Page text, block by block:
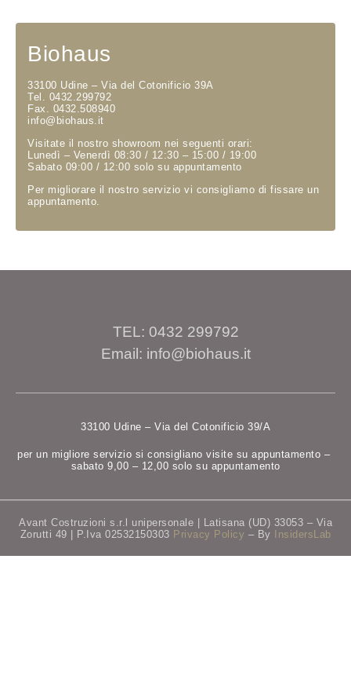
Biohaus
33100 Udine – Via del Cotonificio 39A
Tel. 0432.299792
Fax. 0432.508940
info@biohaus.it
Visitate il nostro showroom nei seguenti orari:
Lunedì – Venerdì 08:30 / 12:30 – 15:00 / 19:00
Sabato 09:00 / 12:00 solo su appuntamento
Per migliorare il nostro servizio vi consigliamo di fissare un
appuntamento.
TEL: 0432 299792
Email: info@biohaus.it
33100 Udine – Via del Cotonificio 39/A
per un migliore servizio si consigliano visite su appuntamento –
sabato 9,00 – 12,00 solo su appuntamento
Avant Costruzioni s.r.l unipersonale | Latisana (UD) 33053 – Via
Zorutti 49 | P.Iva 02532150303 Privacy Policy – By InsidersLab